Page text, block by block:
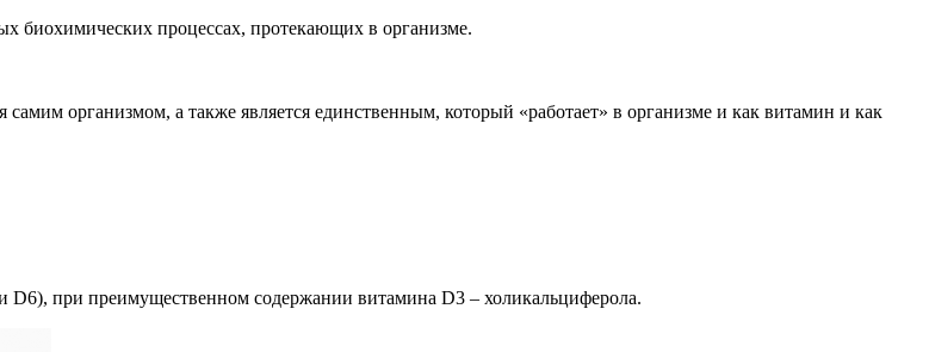
биохимических процессах, протекающих в организме.
организмом, а также является единственным, который «работает» в организме и как витамин и как
при преимущественном содержании витамина D3 – холикальциферола.